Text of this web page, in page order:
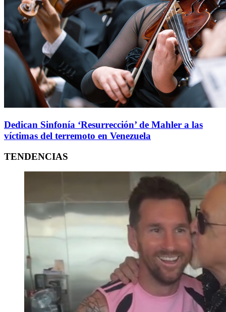
Dedican Sinfonía ‘Resurrección’ de Mahler a las
víctimas del terremoto en Venezuela
TENDENCIAS